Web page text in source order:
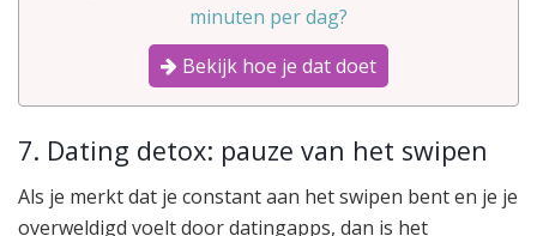
minuten per dag?
Bekijk hoe je dat doet
7. Dating detox: pauze van het swipen
Als je merkt dat je constant aan het swipen bent en je je
overweldigd voelt door datingapps, dan is het